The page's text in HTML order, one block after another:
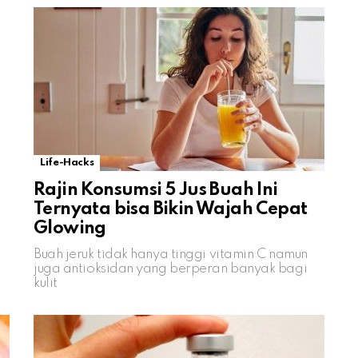
Life-Hacks
Rajin Konsumsi 5 Jus Buah Ini
Ternyata bisa Bikin Wajah Cepat
Glowing
Buah jeruk tidak hanya tinggi vitamin C namun
juga antioksidan yang berperan banyak bagi
kulit